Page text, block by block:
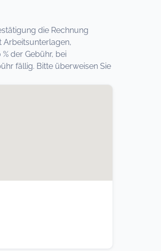
die Rechnung
Arbeitsunterlagen,
der Gebühr, bei
fällig. Bitte überweisen Sie